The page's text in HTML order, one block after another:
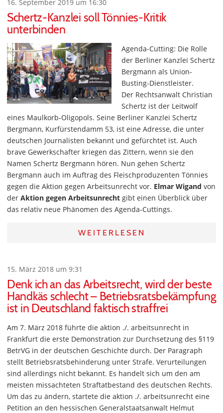
16. September 2019 um 16:30
Schertz-Kanzlei soll Tönnies-Kritik
unterbinden
Agenda-Cutting: Die Rolle
der Berliner Kanzlei Schertz
Bergmann als Union-
Busting-Dienstleister.
Der Rechtsanwalt Christian
Schertz ist der Leitwolf
eines Maulkorb-Oligopols. Seine Berliner Kanzlei Schertz
Bergmann, Kurfürstendamm 53, ist eine Adresse, die unter
deutschen Journalisten bekannt und gefürchtet ist. Auch
brave Gewerkschafter kriegen das Zittern, wenn sie den
Namen Schertz Bergmann hören. Nun gehen Schertz
Bergmann auch im Auftrag des Fleischproduzenten Tönnies
gegen die Aktion gegen Arbeitsunrecht vor. Elmar Wigand von
der Aktion gegen Arbeitsunrecht gibt einen Überblick über
das relativ neue Phänomen des Agenda-Cuttings.
WEITERLESEN
15. März 2018 um 9:31
Denk ich an das Arbeitsrecht, wird der beste
Handkäs schlecht – Betriebsratsbekämpfung
ist in Deutschland faktisch straffrei
Am 7. März 2018 führte die aktion ./. arbeitsunrecht in
Frankfurt die erste Demonstration zur Durchsetzung des §119
BetrVG in der deutschen Geschichte durch. Der Paragraph
stellt Betriebsratsbehinderung unter Strafe. Verurteilungen
sind allerdings nicht bekannt. Es handelt sich um den am
meisten missachteten Straftatbestand des deutschen Rechts.
Um das zu ändern, startete die aktion ./. arbeitsunrecht eine
Petition an den hessischen Generalstaatsanwalt Helmut